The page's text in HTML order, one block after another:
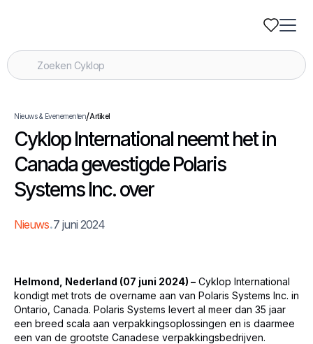
Nieuws & Evenementen/Artikel
Cyklop International neemt het in
Canada gevestigde Polaris
Systems Inc. over
Nieuws.7 juni 2024
Helmond, Nederland (07 juni 2024) – Cyklop International
kondigt met trots de overname aan van Polaris Systems Inc. in
Ontario, Canada. Polaris Systems levert al meer dan 35 jaar
een breed scala aan verpakkingsoplossingen en is daarmee
een van de grootste Canadese verpakkingsbedrijven.